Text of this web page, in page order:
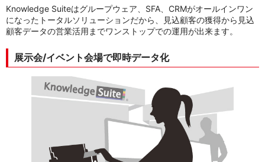
Knowledge Suiteはグループウェア、SFA、CRMがオールインワン
になったトータルソリューションだから、見込顧客の獲得から見込
顧客データの営業活用までワンストップでの運用が出来ます。
展示会/イベント会場で即時データ化